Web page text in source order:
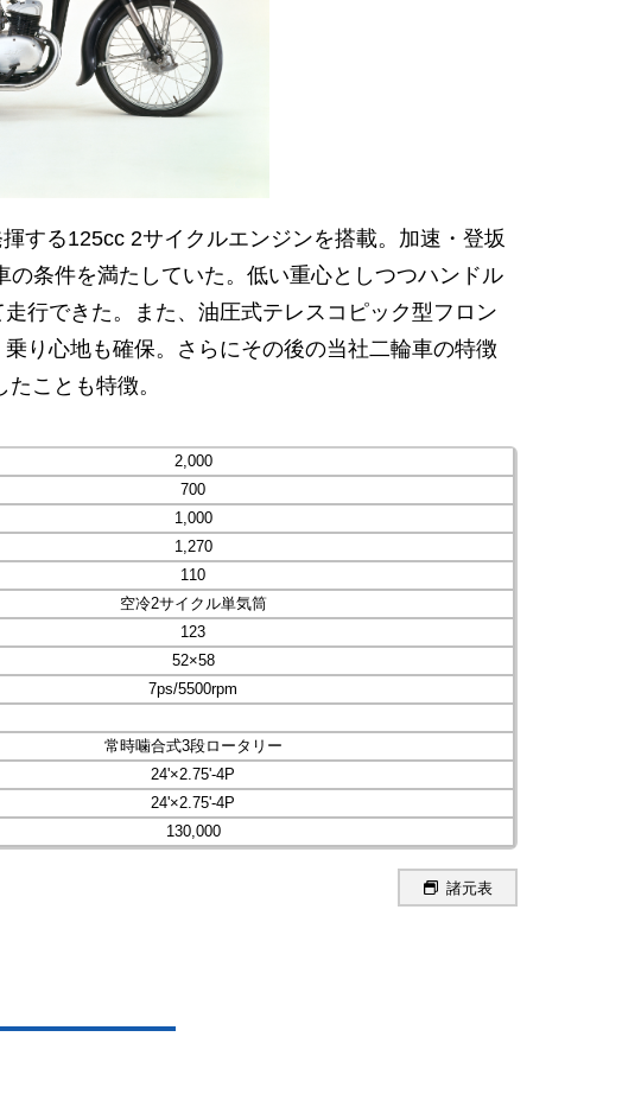
する125cc 2サイクルエンジンを搭載。加速・登坂
条件を満たしていた。低い重心としつつハンドル
行できた。また、油圧式テレスコピック型フロン
り心地も確保。さらにその後の当社二輪車の特徴
ことも特徴。
2,000
700
1,000
1,270
110
空冷2サイクル単気筒
123
52×58
7ps/5500rpm
常時噛合式3段ロータリー
24'×2.75'-4P
24'×2.75'-4P
130,000
諸元表